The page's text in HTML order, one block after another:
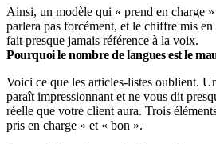
Ainsi, un modèle qui « prend en charge
parlera pas forcément, et le chiffre mis
fait presque jamais référence à la voix.
Pourquoi le nombre de langues est le
Voici ce que les articles-listes oublient.
paraît impressionnant et ne vous dit
réelle que votre client aura. Trois
pris en charge » et « bon ».